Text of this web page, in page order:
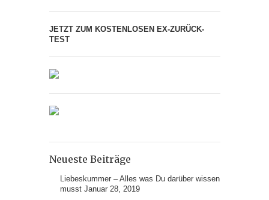
JETZT ZUM KOSTENLOSEN EX-ZURÜCK-
TEST
Neueste Beiträge
Liebeskummer – Alles was Du darüber wissen
musst Januar 28, 2019